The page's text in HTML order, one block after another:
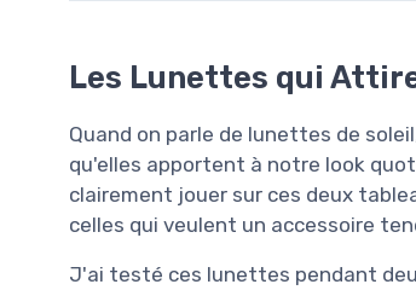
Les Lunettes qui
Quand on parle de lunettes de
qu'elles apportent à notre look
clairement jouer sur ces deux
celles qui veulent un accessoire
J'ai testé ces lunettes pendant